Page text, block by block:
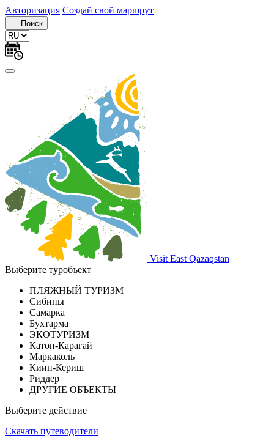
Авторизация Создай свой маршрут
Поиск
Visit East Qazaqstan
Выберите туробъект
ПЛЯЖНЫЙ ТУРИЗМ
Сибины
Самарка
Бухтарма
ЭКОТУРИЗМ
Катон-Карагай
Маркаколь
Киин-Кериш
Риддер
ДРУГИЕ ОБЪЕКТЫ
Выберите действие
Скачать путеводители